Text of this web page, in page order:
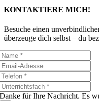
KONTAKTIERE MICH!
Besuche einen
überzeuge dich selbst – du
Danke für Ihre Nachricht. Es